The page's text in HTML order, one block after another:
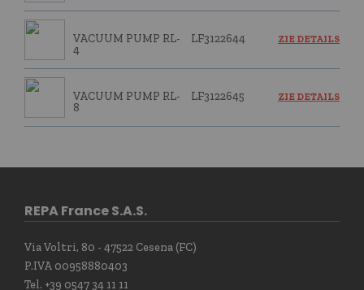
VACUUM PUMP RL-
4
LF3122644 ZIE DETAILS
VACUUM PUMP RL-
8
LF3122645 ZIE DETAILS
REPA France S.A.S.
Via Voltri, 80 - 47522 Cesena (FC)
P.IVA 00958880403
Tel. +39 0547 34 11 11